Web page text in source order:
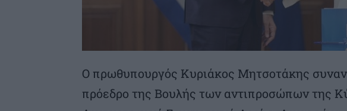
Ο πρωθυπουργός Κυριάκος Μητσοτάκης
πρόεδρο της Βουλής των αντιπροσώπων της